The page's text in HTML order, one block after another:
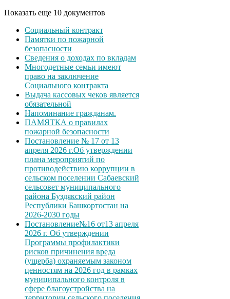
Показать еще 10 документов
Социальный контракт
Памятки по пожарной
безопасности
Сведения о доходах по вкладам
Многодетные семьи имеют
право на заключение
Социального контракта
Выдача кассовых чеков является
обязательной
Напоминание гражданам.
ПАМЯТКА о правилах
пожарной безопасности
Постановление № 17 от 13
апреля 2026 г.Об утверждении
плана мероприятий по
противодействию коррупции в
сельском поселении Сабаевский
сельсовет муниципального
района Буздякский район
Республики Башкортостан на
2026-2030 годы
Постановление№16 от13 апреля
2026 г. Об утверждении
Программы профилактики
рисков причинения вреда
(ущерба) охраняемым законом
ценностям на 2026 год в рамках
муниципального контроля в
сфере благоустройства на